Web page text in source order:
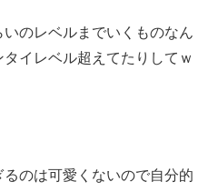
のレベルまでいくものなん
イレベル超えてたりしてｗ
のは可愛くないので自分的